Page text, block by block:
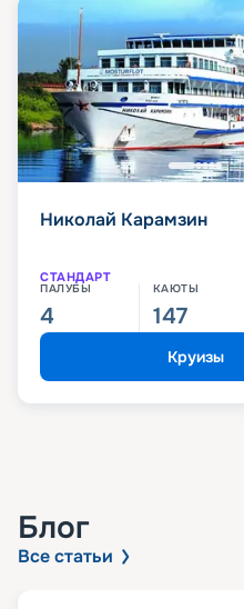
Николай Карамзин
СТАНДАРТ
ПАЛУБЫ
4
КАЮТЫ
147
Круизы
Блог
Все статьи